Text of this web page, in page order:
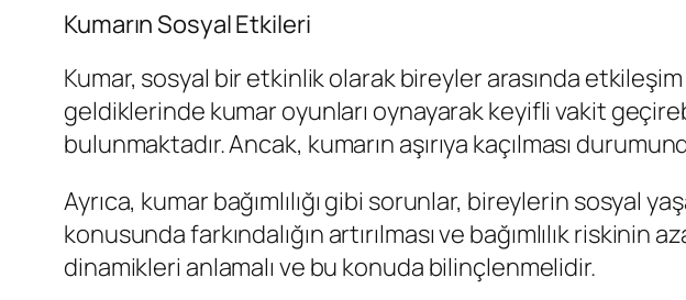
Kumarın Sosyal Etkileri
Kumar, sosyal bir etkinlik olarak bireyler arasında
geldiklerinde kumar oyunları oynayarak keyifli vakit
bulunmaktadır. Ancak, kumarın aşırıya kaçılması
Ayrıca, kumar bağımlılığı gibi sorunlar, bireylerin sosyal
konusunda farkındalığın artırılması ve bağımlılık
dinamikleri anlamalı ve bu konuda bilinçlenmelidir.